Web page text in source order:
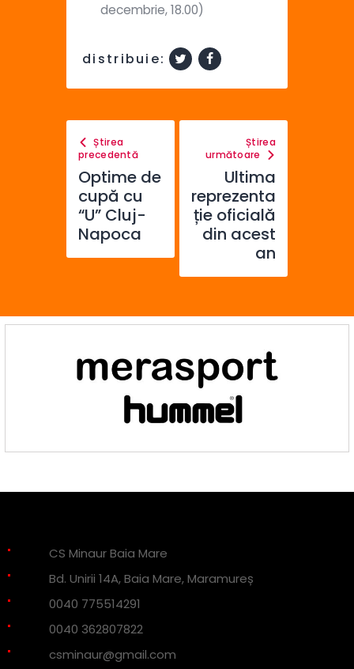
decembrie, 18.00)
distribuie:
Știrea
precedentă
Optime de
cupă cu
“U” Cluj-
Napoca
Știrea
următoare
Ultima
reprezenta
ție oficială
din acest
an
CS Minaur Baia Mare
Bd. Unirii 14A, Baia Mare, Maramureș
0040 775514291
0040 362807822
csminaur@gmail.com